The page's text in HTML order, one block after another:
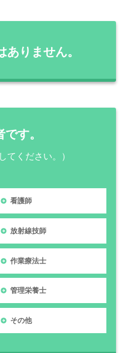
ありません。
す。
てください。）
看護師
放射線技師
作業療法士
管理栄養士
その他